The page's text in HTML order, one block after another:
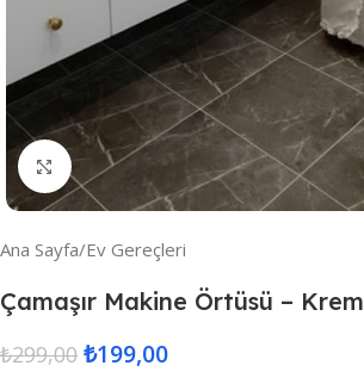
Resmi Büyüt
Ana Sayfa/Ev Gereçleri
Çamaşır Makine Örtüsü – Krem
₺299,00 ₺199,00